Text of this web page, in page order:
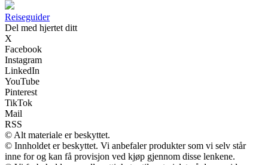
Reiseguider
Del med hjertet ditt
X
Facebook
Instagram
LinkedIn
YouTube
Pinterest
TikTok
Mail
RSS
© Alt materiale er beskyttet.
© Innholdet er beskyttet. Vi anbefaler produkter som vi selv står
inne for og kan få provisjon ved kjøp gjennom disse lenkene.